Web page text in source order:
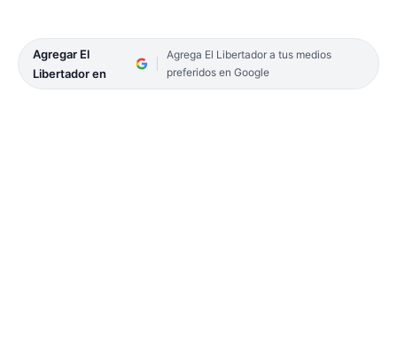
Agregar El
Libertador en
Agrega El Libertador a tus medios
preferidos en Google